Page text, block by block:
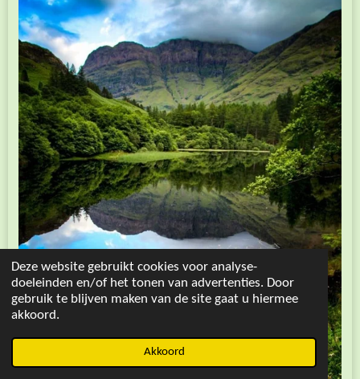
Deze website gebruikt cookies voor analyse-
doeleinden en/of het tonen van advertenties. Door
gebruik te blijven maken van de site gaat u hiermee
akkoord.
Akkoord